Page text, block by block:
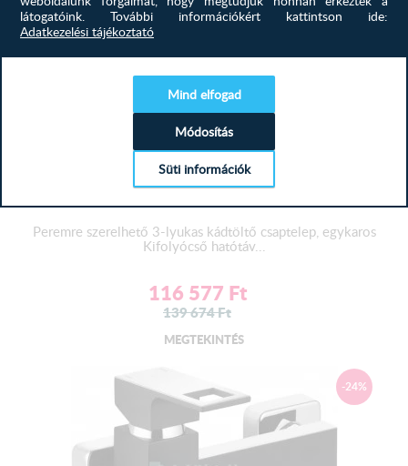
Peremre szerelhető 3-lyukas kádtöltő csaptelep, egykaros
Kifolyócső hatótáv...
116 577 Ft
139 674Ft
MEGTEKINTÉS
-24%
látogatóink.
További információkért kattintson ide:
Adatkezelési tájékoztató
Mind elfogad
Módosítás
Süti információk